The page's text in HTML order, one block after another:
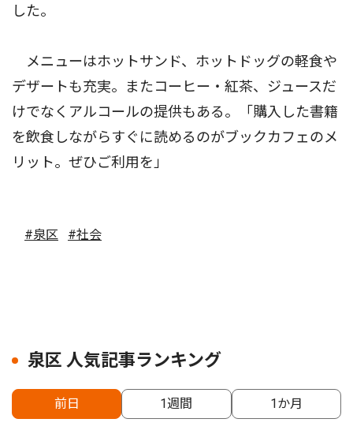
した。
メニューはホットサンド、ホットドッグの軽食や
デザートも充実。またコーヒー・紅茶、ジュースだ
けでなくアルコールの提供もある。「購入した書籍
を飲食しながらすぐに読めるのがブックカフェのメ
リット。ぜひご利用を」
#泉区 #社会
泉区 人気記事ランキング
前日 1週間 1か月